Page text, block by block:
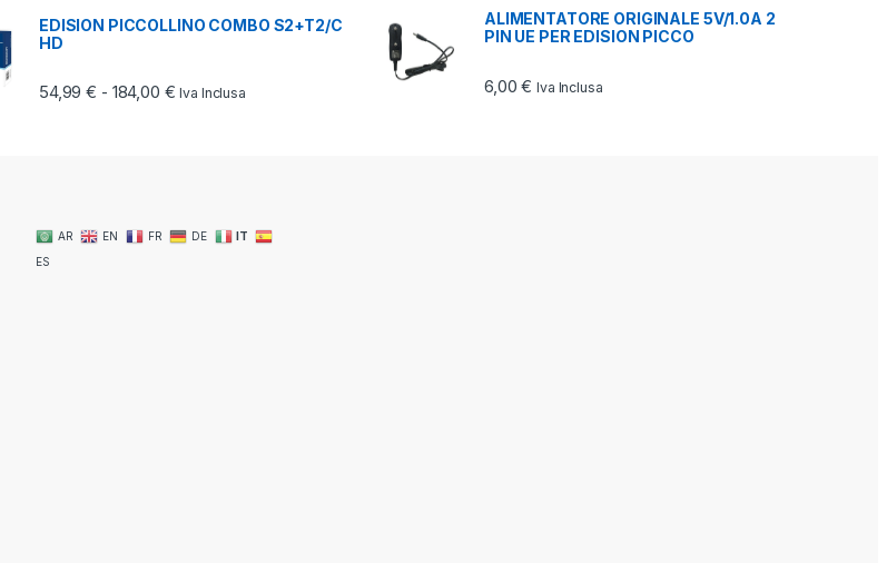
EDISION PICCOLLINO COMBO S2+T2/C
HD
54,99€ - 184,00 €Fascia di prezzo: da 54,99 € a 184,00 €
Iva Inclusa
ALIMENTATORE ORIGINALE 5V/1.0A 2
PIN UE PER EDISION PICCO
6,00€ Iva Inclusa
AR EN FR DE
IT
ES